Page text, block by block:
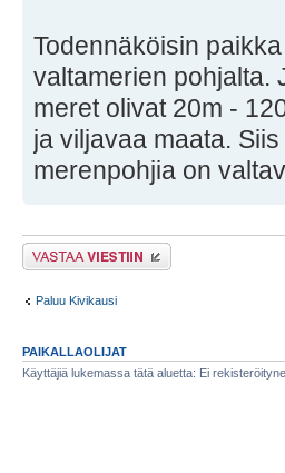
Todennäköisin
valtamerien pohjalta.
meret olivat 20m -
ja viljavaa maata.
merenpohjia on
Lähetä vastaus
Paluu Kivikausi
PAIKALLAOLIJAT
Käyttäjiä lukemassa tätä aluetta: Ei